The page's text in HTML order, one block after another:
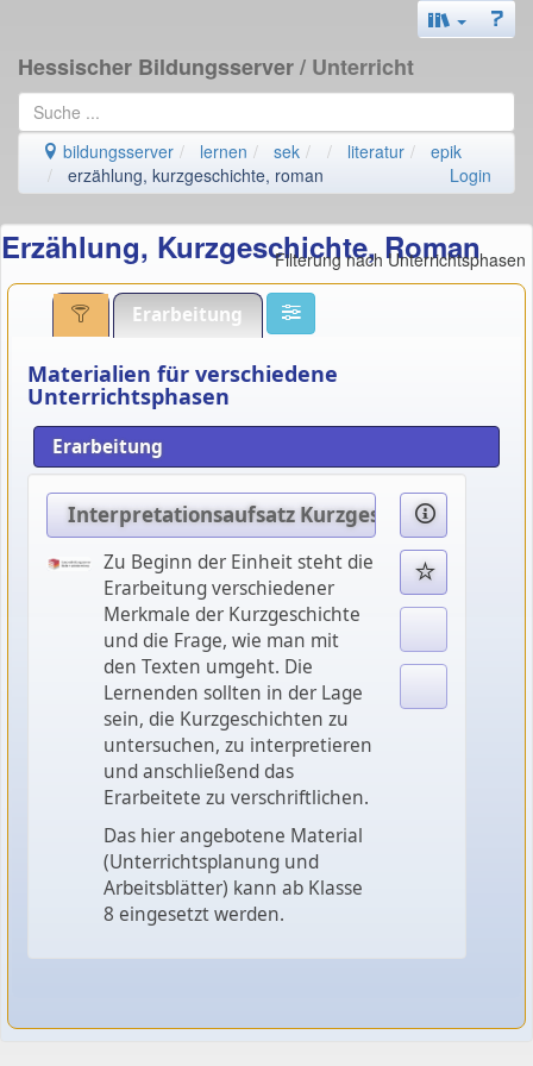
Hessischer Bildungsserver/ Unterricht
bildungsserver lernen sek literatur
epik
erzählung, kurzgeschichte, roman
Login
Erzählung, Kurzgeschichte, Roman
Filterung nach Unterrichtsphasen
Erarbeitung
Materialien für verschiedene
Unterrichtsphasen
Erarbeitung
Interpretationsaufsatz Kurzgeschichte
Zu Beginn der Einheit steht die
Erarbeitung verschiedener
Merkmale der Kurzgeschichte
und die Frage, wie man mit
den Texten umgeht. Die
Lernenden sollten in der Lage
sein, die Kurzgeschichten zu
untersuchen, zu interpretieren
und anschließend das
Erarbeitete zu verschriftlichen.
Das hier angebotene Material
(Unterrichtsplanung und
Arbeitsblätter) kann ab Klasse
8 eingesetzt werden.